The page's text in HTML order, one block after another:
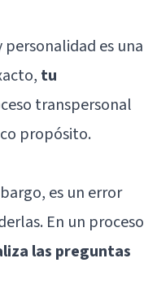
es una
tu
transpersonal
propósito.
es un error
En un proceso
las preguntas